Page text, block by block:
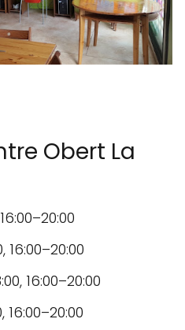
Obert La
16:00–20:00
16:00–20:00
16:00–20:00